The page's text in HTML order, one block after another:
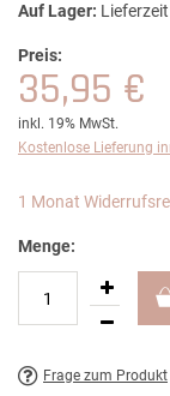
Auf Lager:
Preis:
35,95 €
inkl. 19% MwSt.
Kostenlose Lieferung
1 Monat
Menge:
Frage zum Produkt